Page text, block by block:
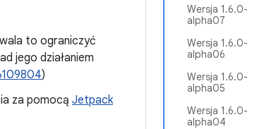
Wersja 1.6.0-
alpha07
Wersja 1.6.0-
alpha06
Wersja 1.6.0-
alpha05
Wersja 1.6.0-
alpha04
to ograniczyć
jego działaniem
)
za pomocą Jetpack